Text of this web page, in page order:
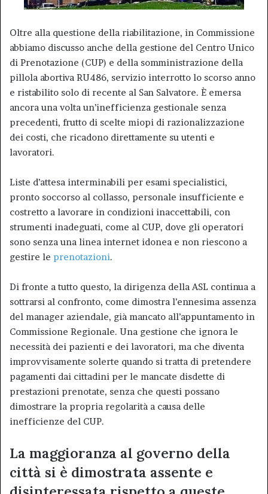
Oltre alla questione della riabilitazione, in Commissione
abbiamo discusso anche della gestione del Centro Unico
di Prenotazione (CUP) e della somministrazione della
pillola abortiva RU486, servizio interrotto lo scorso anno
e ristabilito solo di recente al San Salvatore. È emersa
ancora una volta un’inefficienza gestionale senza
precedenti, frutto di scelte miopi di razionalizzazione
dei costi, che ricadono direttamente su utenti e
lavoratori.
Liste d’attesa interminabili per esami specialistici,
pronto soccorso al collasso, personale insufficiente e
costretto a lavorare in condizioni inaccettabili, con
strumenti inadeguati, come al CUP, dove gli operatori
sono senza una linea internet idonea e non riescono a
gestire le prenotazioni.
Di fronte a tutto questo, la dirigenza della ASL continua a
sottrarsi al confronto, come dimostra l’ennesima assenza
del manager aziendale, già mancato all’appuntamento in
Commissione Regionale. Una gestione che ignora le
necessità dei pazienti e dei lavoratori, ma che diventa
improvvisamente solerte quando si tratta di pretendere
pagamenti dai cittadini per le mancate disdette di
prestazioni prenotate, senza che questi possano
dimostrare la propria regolarità a causa delle
inefficienze del CUP.
La maggioranza al governo della
città si è dimostrata assente e